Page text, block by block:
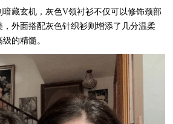
藏玄机，灰色V领衬衫不仅可以修饰颈部
外面搭配灰色针织衫则增添了几分温柔
的精髓。